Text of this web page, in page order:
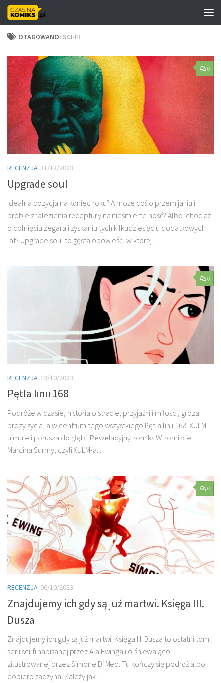
Skip to content
OTAGOWANO: SCI-FI
0
RECENZJA 31/12/2023
Upgrade soul
Idealna pozycja na koniec roku? A może coś o przemijaniu i
próbie znalezienia receptury na nieśmiertelność? Albo, chociaż
o cofnięciu zegara i zyskaniu tych kilkudziesięciu dodatkowych
lat? Upgrade soul to gęsta opowieść, w której...
0
RECENZJA 13/10/2023
Pętla linii 168
Podróże w czasie, historia o stracie, przyjaźni i miłości, groza
prozy życia, a w centrum tego wszystkiego Pętla linii 168. XULM
ujmuje i porusza do głębi. Rewelacyjny komiks W komiksie
Marcina Surmy, czyli XULM-a...
0
RECENZJA 06/10/2023
Znajdujemy ich gdy są już martwi. Księga III.
Dusza
Znajdujemy ich gdy są już martwi. Księga III. Dusza to ostatni tom
serii sci-fi napisanej przez Ala Ewinga i olśniewająco
zilustrowanej przez Simone Di Meo. Tu kończy się podróż albo
dopiero zaczyna. Zależy jak...